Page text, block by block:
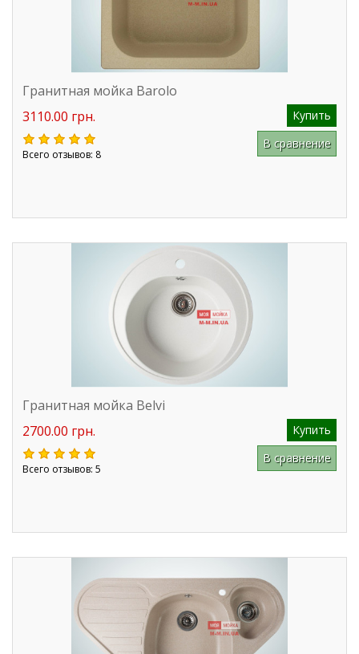
Гранитная мойка Barolo
3110.00 грн.
Купить
Всего отзывов: 8
В сравнение
Гранитная мойка Belvi
2700.00 грн.
Купить
Всего отзывов: 5
В сравнение